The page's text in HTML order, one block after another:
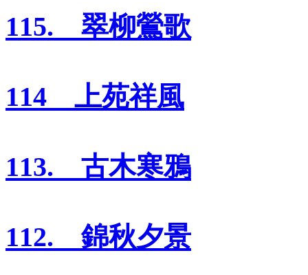
115. 翠柳鶯歌
114 上苑祥風
113. 古木寒鴉
112. 錦秋夕景